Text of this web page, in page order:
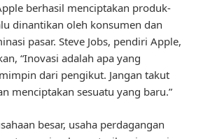
berhasil menciptakan produk-
dinantikan oleh konsumen dan
pasar. Steve Jobs, pendiri Apple,
“Inovasi adalah apa yang
dari pengikut. Jangan takut
menciptakan sesuatu yang baru.”
besar, usaha perdagangan